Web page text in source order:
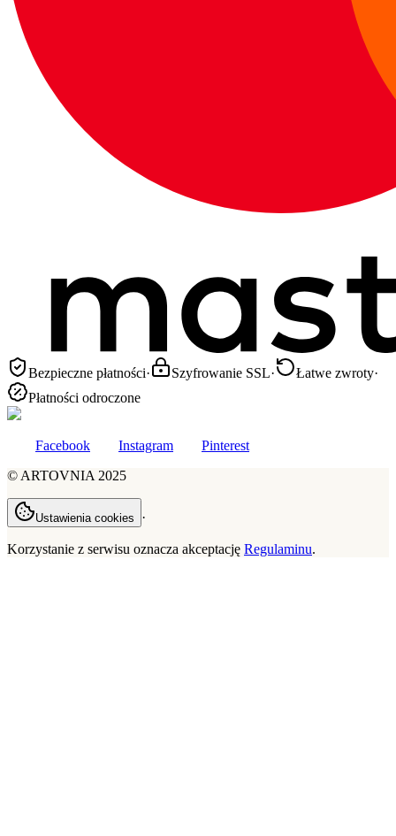
Bezpieczne płatności· Szyfrowanie SSL· Łatwe zwroty·
Płatności odroczone
Facebook Instagram
Pinterest
© ARTOVNIA 2025
Ustawienia cookies ·
Korzystanie z serwisu oznacza akceptację Regulaminu.